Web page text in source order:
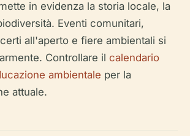
Eventi comunitari,
all'aperto e fiere ambientali si
Controllare ilcalendario
ambientale per la
attuale.